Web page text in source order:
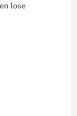
lose